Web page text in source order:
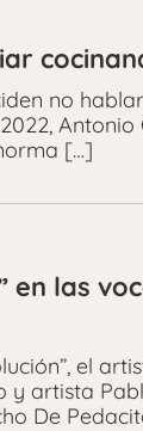
no
[…]
en las
el
y artista
De